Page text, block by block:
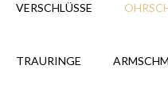
VERSCHLÜSSE
TRAURINGE